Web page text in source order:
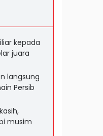
kepada
juara
langsung
Persib
musim